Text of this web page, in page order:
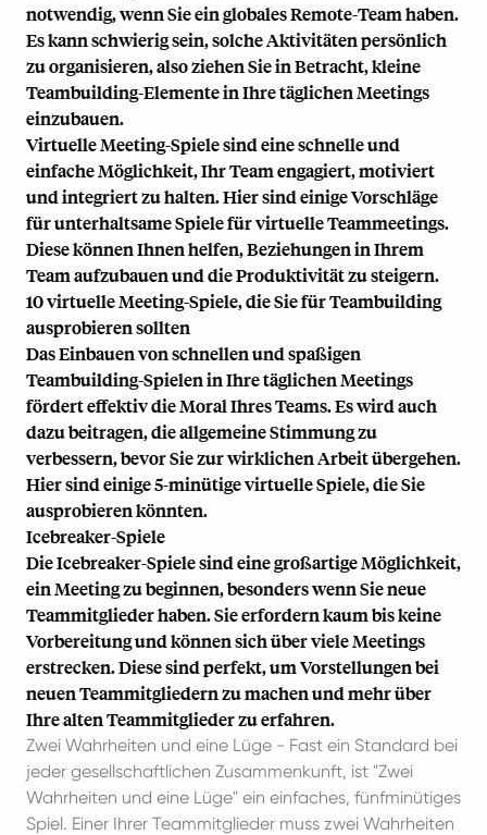
notwendig, wenn Sie ein globales Remote-Team haben.
Es kann schwierig sein, solche Aktivitäten persönlich
zu organisieren, also ziehen Sie in Betracht, kleine
Teambuilding-Elemente in Ihre täglichen Meetings
einzubauen.
Virtuelle Meeting-Spiele sind eine schnelle und
einfache Möglichkeit, Ihr Team engagiert, motiviert
und integriert zu halten. Hier sind einige Vorschläge
für unterhaltsame Spiele für virtuelle Teammeetings.
Diese können Ihnen helfen, Beziehungen in Ihrem
Team aufzubauen und die Produktivität zu steigern.
10 virtuelle Meeting-Spiele, die Sie für Teambuilding
ausprobieren sollten
Das Einbauen von schnellen und spaßigen
Teambuilding-Spielen in Ihre täglichen Meetings
fördert effektiv die Moral Ihres Teams. Es wird auch
dazu beitragen, die allgemeine Stimmung zu
verbessern, bevor Sie zur wirklichen Arbeit übergehen.
Hier sind einige 5-minütige virtuelle Spiele, die Sie
ausprobieren könnten.
Icebreaker-Spiele
Die Icebreaker-Spiele sind eine großartige Möglichkeit,
ein Meeting zu beginnen, besonders wenn Sie neue
Teammitglieder haben. Sie erfordern kaum bis keine
Vorbereitung und können sich über viele Meetings
erstrecken. Diese sind perfekt, um Vorstellungen bei
neuen Teammitgliedern zu machen und mehr über
Ihre alten Teammitglieder zu erfahren.
Zwei Wahrheiten und eine Lüge - Fast ein Standard bei
jeder gesellschaftlichen Zusammenkunft, ist "Zwei
Wahrheiten und eine Lüge" ein einfaches, fünfminütiges
Spiel. Einer Ihrer Teammitglieder muss zwei Wahrheiten